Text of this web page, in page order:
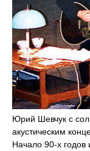
Юрий Шевчук с
акустическим
Начало 90-х годов